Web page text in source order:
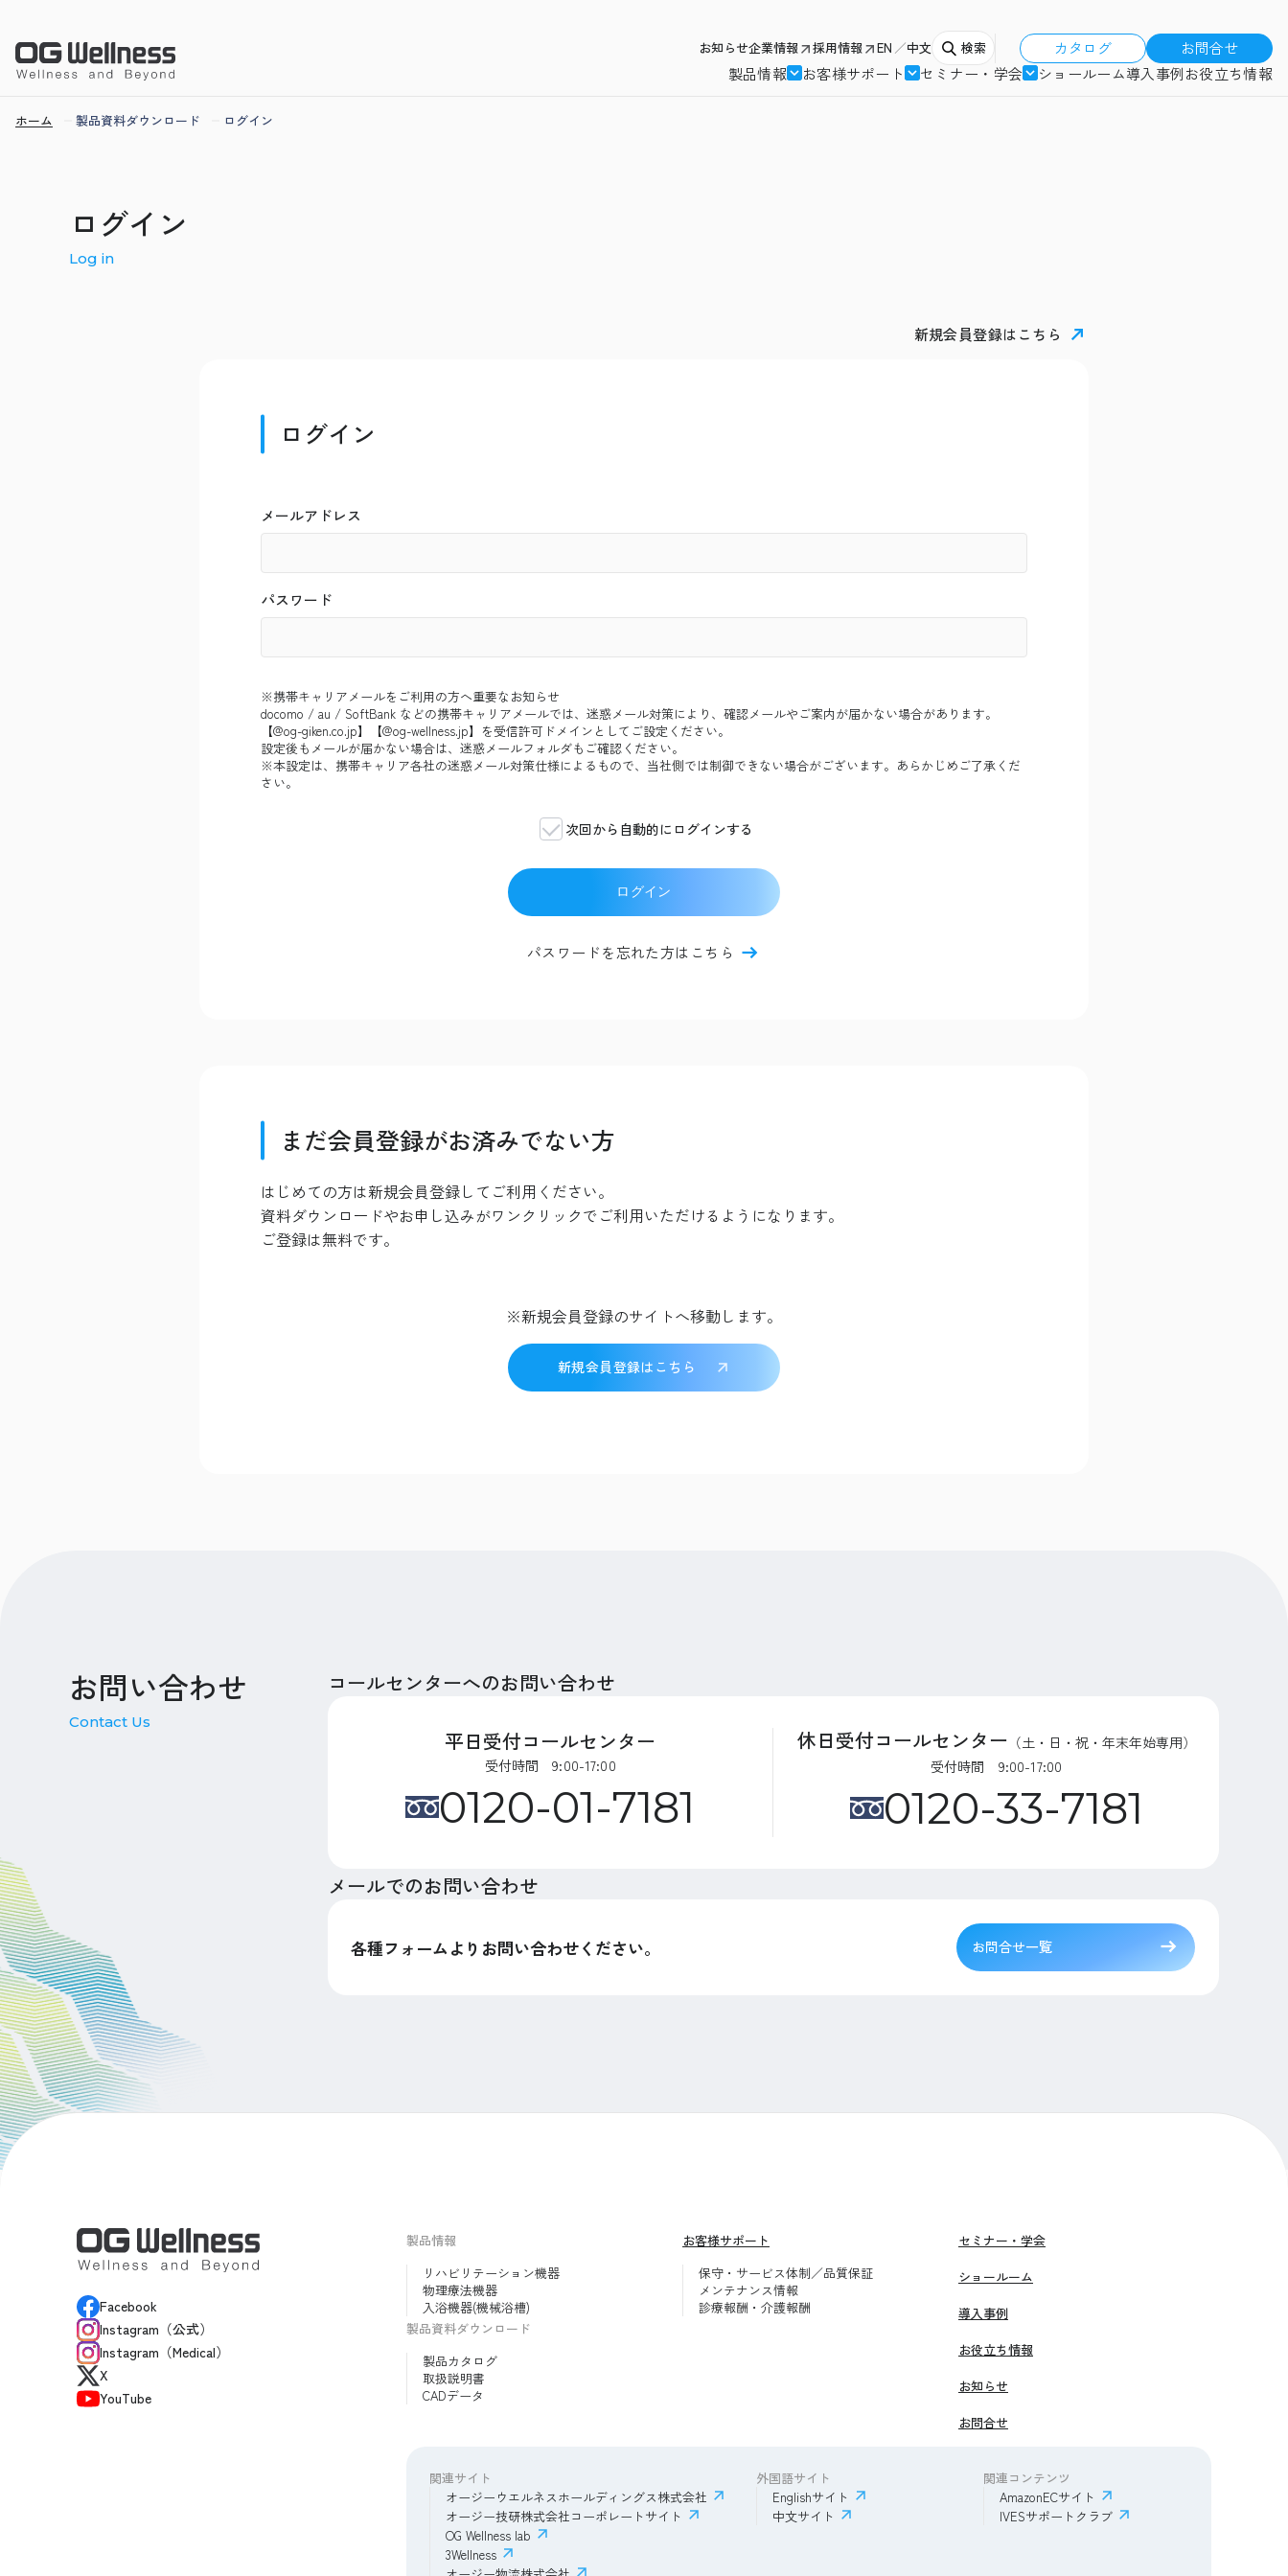
お知らせ企業情報 採用情報 EN 中文 検索 カタログ
お問合せ
製品情報
お客様サポート セミナー・学会 ショールーム導入事例お役立ち情報
ホーム 製品資料ダウンロード ログイン
ログイン
Log in
新規会員登録はこちら
ログイン
メールアドレス
パスワード
※携帯キャリアメールをご利用の方へ重要なお知らせ
docomo / au / SoftBank などの携帯キャリアメールでは、迷惑メール対策により、確認メールやご案内が届かない場合があります。
【@og-giken.co.jp】【@og-wellness.jp】を受信許可ドメインとしてご設定ください。
設定後もメールが届かない場合は、迷惑メールフォルダもご確認ください。
※本設定は、携帯キャリア各社の迷惑メール対策仕様によるもので、当社側では制御できない場合がございます。あらかじめご了承くだ
さい。
次回から自動的にログインする
ログイン
パスワードを忘れた方はこちら
まだ会員登録がお済みでない方
はじめての方は新規会員登録してご利用ください。
資料ダウンロードやお申し込みがワンクリックでご利用いただけるようになります。
ご登録は無料です。
※新規会員登録のサイトへ移動します。
新規会員登録はこちら
お問い合わせ
Contact Us
コールセンターへのお問い合わせ
平日受付コールセンター
受付時間 9:00-17:00
0120-01-7181
休日受付コールセンター （土・日・祝・年末年始専用）
受付時間 9:00-17:00
0120-33-7181
メールでのお問い合わせ
各種フォームよりお問い合わせください。 お問合せ一覧
Facebook
Instagram（公式）
Instagram（Medical）
X
YouTube
製品情報
リハビリテーション機器
物理療法機器
入浴機器(機械浴槽)
製品資料ダウンロード
製品カタログ
取扱説明書
CADデータ
お客様サポート
保守・サービス体制／品質保証
メンテナンス情報
診療報酬・介護報酬
セミナー・学会
ショールーム
導入事例
お役立ち情報
お知らせ
お問合せ
関連サイト
オージーウエルネスホールディングス株式会社
オージー技研株式会社コーポレートサイト
OG Wellness lab
3Wellness
外国語サイト
Englishサイト
中文サイト
関連コンテンツ
AmazonECサイト
IVESサポートクラブ